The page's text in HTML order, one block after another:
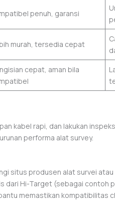
penuh, garansi
murah, tersedia cepat
cepat, aman bila
kabel rapi, dan lakukan
performa alat survey.
situs produsen alat survei
dari Hi-Target (sebagai contoh
memastikan kompatibilitas